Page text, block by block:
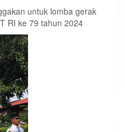
untuk lomba gerak
RI ke 79 tahun 2024